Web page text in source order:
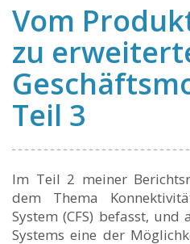
Vom
zu
Teil 3
Im Teil 2 meiner
dem Thema
System (CFS) befasst,
Systems eine der